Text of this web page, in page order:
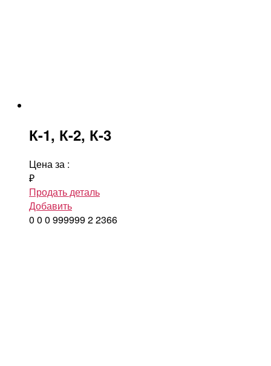
К-1, К-2, К-3
Цена за :
₽
Продать деталь
Добавить
0 0 0 99999922366